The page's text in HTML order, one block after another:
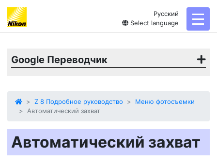
Русский
Select language
Google Переводчик
Z 8 Подробное руководство
Меню фотосъемки
Автоматический захват
Автоматический захват